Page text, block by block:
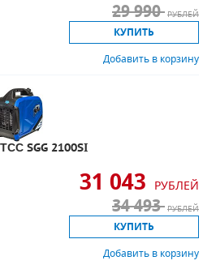
29 990 РУБЛЕЙ
КУПИТЬ
Добавить в корзину
SGG 2100SI
31 043 РУБЛЕЙ
34 493 РУБЛЕЙ
КУПИТЬ
Добавить в корзину